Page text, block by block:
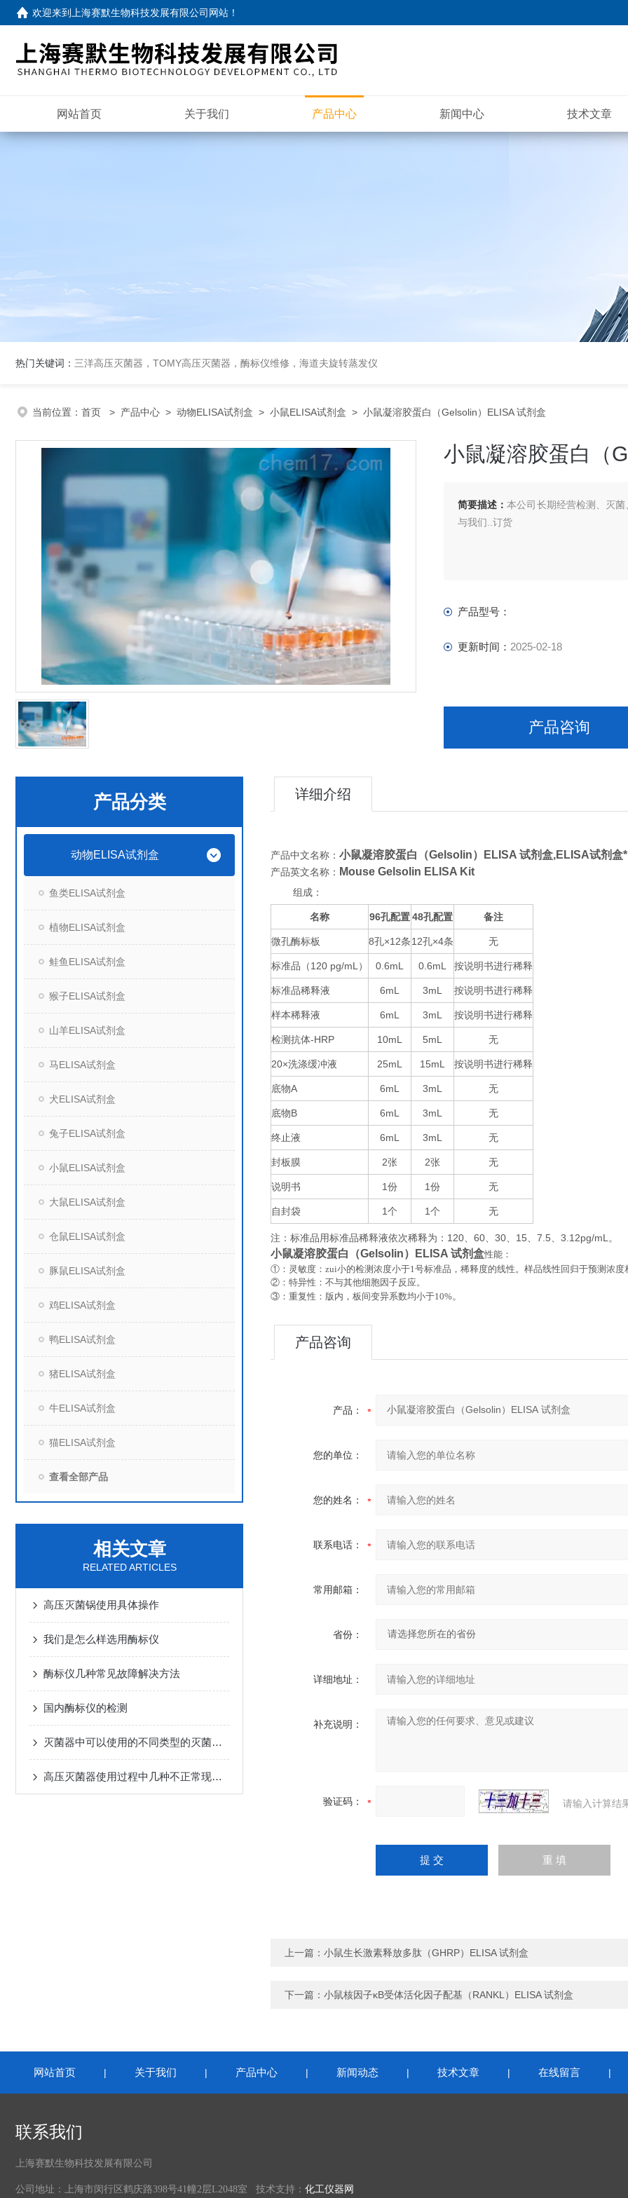
欢迎来到 上海赛默生物科技发展有限公司网站 ！
网站首页 关于我们 产品中心 新闻中心 技术文章
热门关键词： 三洋高压灭菌器，TOMY高压灭菌器，酶标仪维修，海道夫旋转蒸发仪
当前位置： 首页 > 产品中心 > 动物ELISA试剂盒 > 小鼠ELISA试剂盒 > 小鼠凝溶胶蛋白（Gelsolin）ELISA 试剂盒
小鼠凝溶胶蛋白（
简要描述：本公司长期经营检测、灭
与我们..订货
产品型号：
更新时间： 2025-02-18
产品咨询
产品分类
动物ELISA试剂盒
鱼类ELISA试剂盒
植物ELISA试剂盒
鲑鱼ELISA试剂盒
猴子ELISA试剂盒
山羊ELISA试剂盒
马ELISA试剂盒
犬ELISA试剂盒
兔子ELISA试剂盒
小鼠ELISA试剂盒
大鼠ELISA试剂盒
仓鼠ELISA试剂盒
豚鼠ELISA试剂盒
鸡ELISA试剂盒
鸭ELISA试剂盒
猪ELISA试剂盒
牛ELISA试剂盒
猫ELISA试剂盒
查看全部产品
相关文章
RELATED ARTICLES
高压灭菌锅使用具体操作
我们是怎么样选用酶标仪
酶标仪几种常见故障解决方法
国内酶标仪的检测
灭菌器中可以使用的不同类型的灭菌介质有哪些？
高压灭菌器使用过程中几种不正常现象的解析
详细介绍
产品中文名称： 小鼠凝溶胶蛋白（Gelsolin）ELISA 试剂盒,ELISA试剂盒
产品英文名称： Mouse Gelsolin ELISA Kit
组成：
名称 96孔配置 48孔配置 备注
微孔酶标板 8孔×12条 12孔×4条 无
标准品（120 pg/mL ） 0.6mL 0.6mL 按说明书进行稀释
标准品稀释液 6mL 3mL 按说明书进行稀释
样本稀释液 6mL 3mL 按说明书进行稀释
检测抗体-HRP 10mL 5mL 无
20×洗涤缓冲液 25mL 15mL 按说明书进行稀释
底物A 6mL 3mL 无
底物B 6mL 3mL 无
终止液 6mL 3mL 无
封板膜 2张 2张 无
说明书 1 份 1 份 无
自封袋 1 个 1 个 无
注：标准品用标准品稀释液依次稀释为： 120、 60、 30、 15、 7.5、 3.12pg/mL。
小鼠凝溶胶蛋白（Gelsolin）ELISA 试剂盒性能：
①：灵敏度：zui小的检测浓度小于1号标准品，稀释度的线性。样品线性回归于预测浓度
②：特异性：不与其他细胞因子反应。
③：重复性：版内，板间变异系数均小于10%。
产品咨询
产品：
您的单位：
您的姓名：
联系电话：
常用邮箱：
省份：
详细地址：
补充说明：
验证码： 请输入计算结
上一篇： 小鼠生长激素释放多肽（GHRP）ELISA 试剂盒
下一篇： 小鼠核因子κB受体活化因子配基（RANKL）ELISA 试剂盒
网站首页 | 关于我们 | 产品中心 | 新闻动态 | 技术文章 | 在线留言 |
联系我们
上海赛默生物科技发展有限公司
公司地址：上海市闵行区鹤庆路398号41幢2层L2048室 技术支持： 化工仪器网